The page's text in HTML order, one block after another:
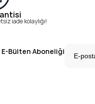
iade kolaylığı!
E-Bülten Aboneliği